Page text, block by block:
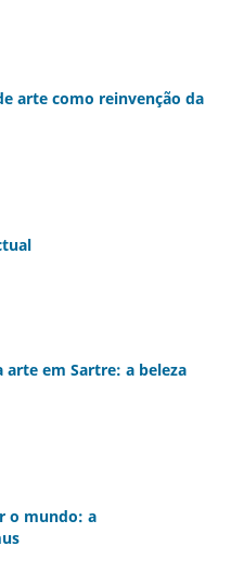
arte como reinvenção da
arte em Sartre: a beleza
o mundo: a